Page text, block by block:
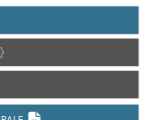
di Milano al n° 63
2267
- Tutti i diritti